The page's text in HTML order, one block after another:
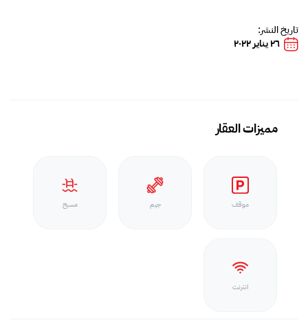
تاريخ النشر:
٢٦ يناير ٢٠٢٢
مميزات العقار
موقف جيم مسبح
انترنت